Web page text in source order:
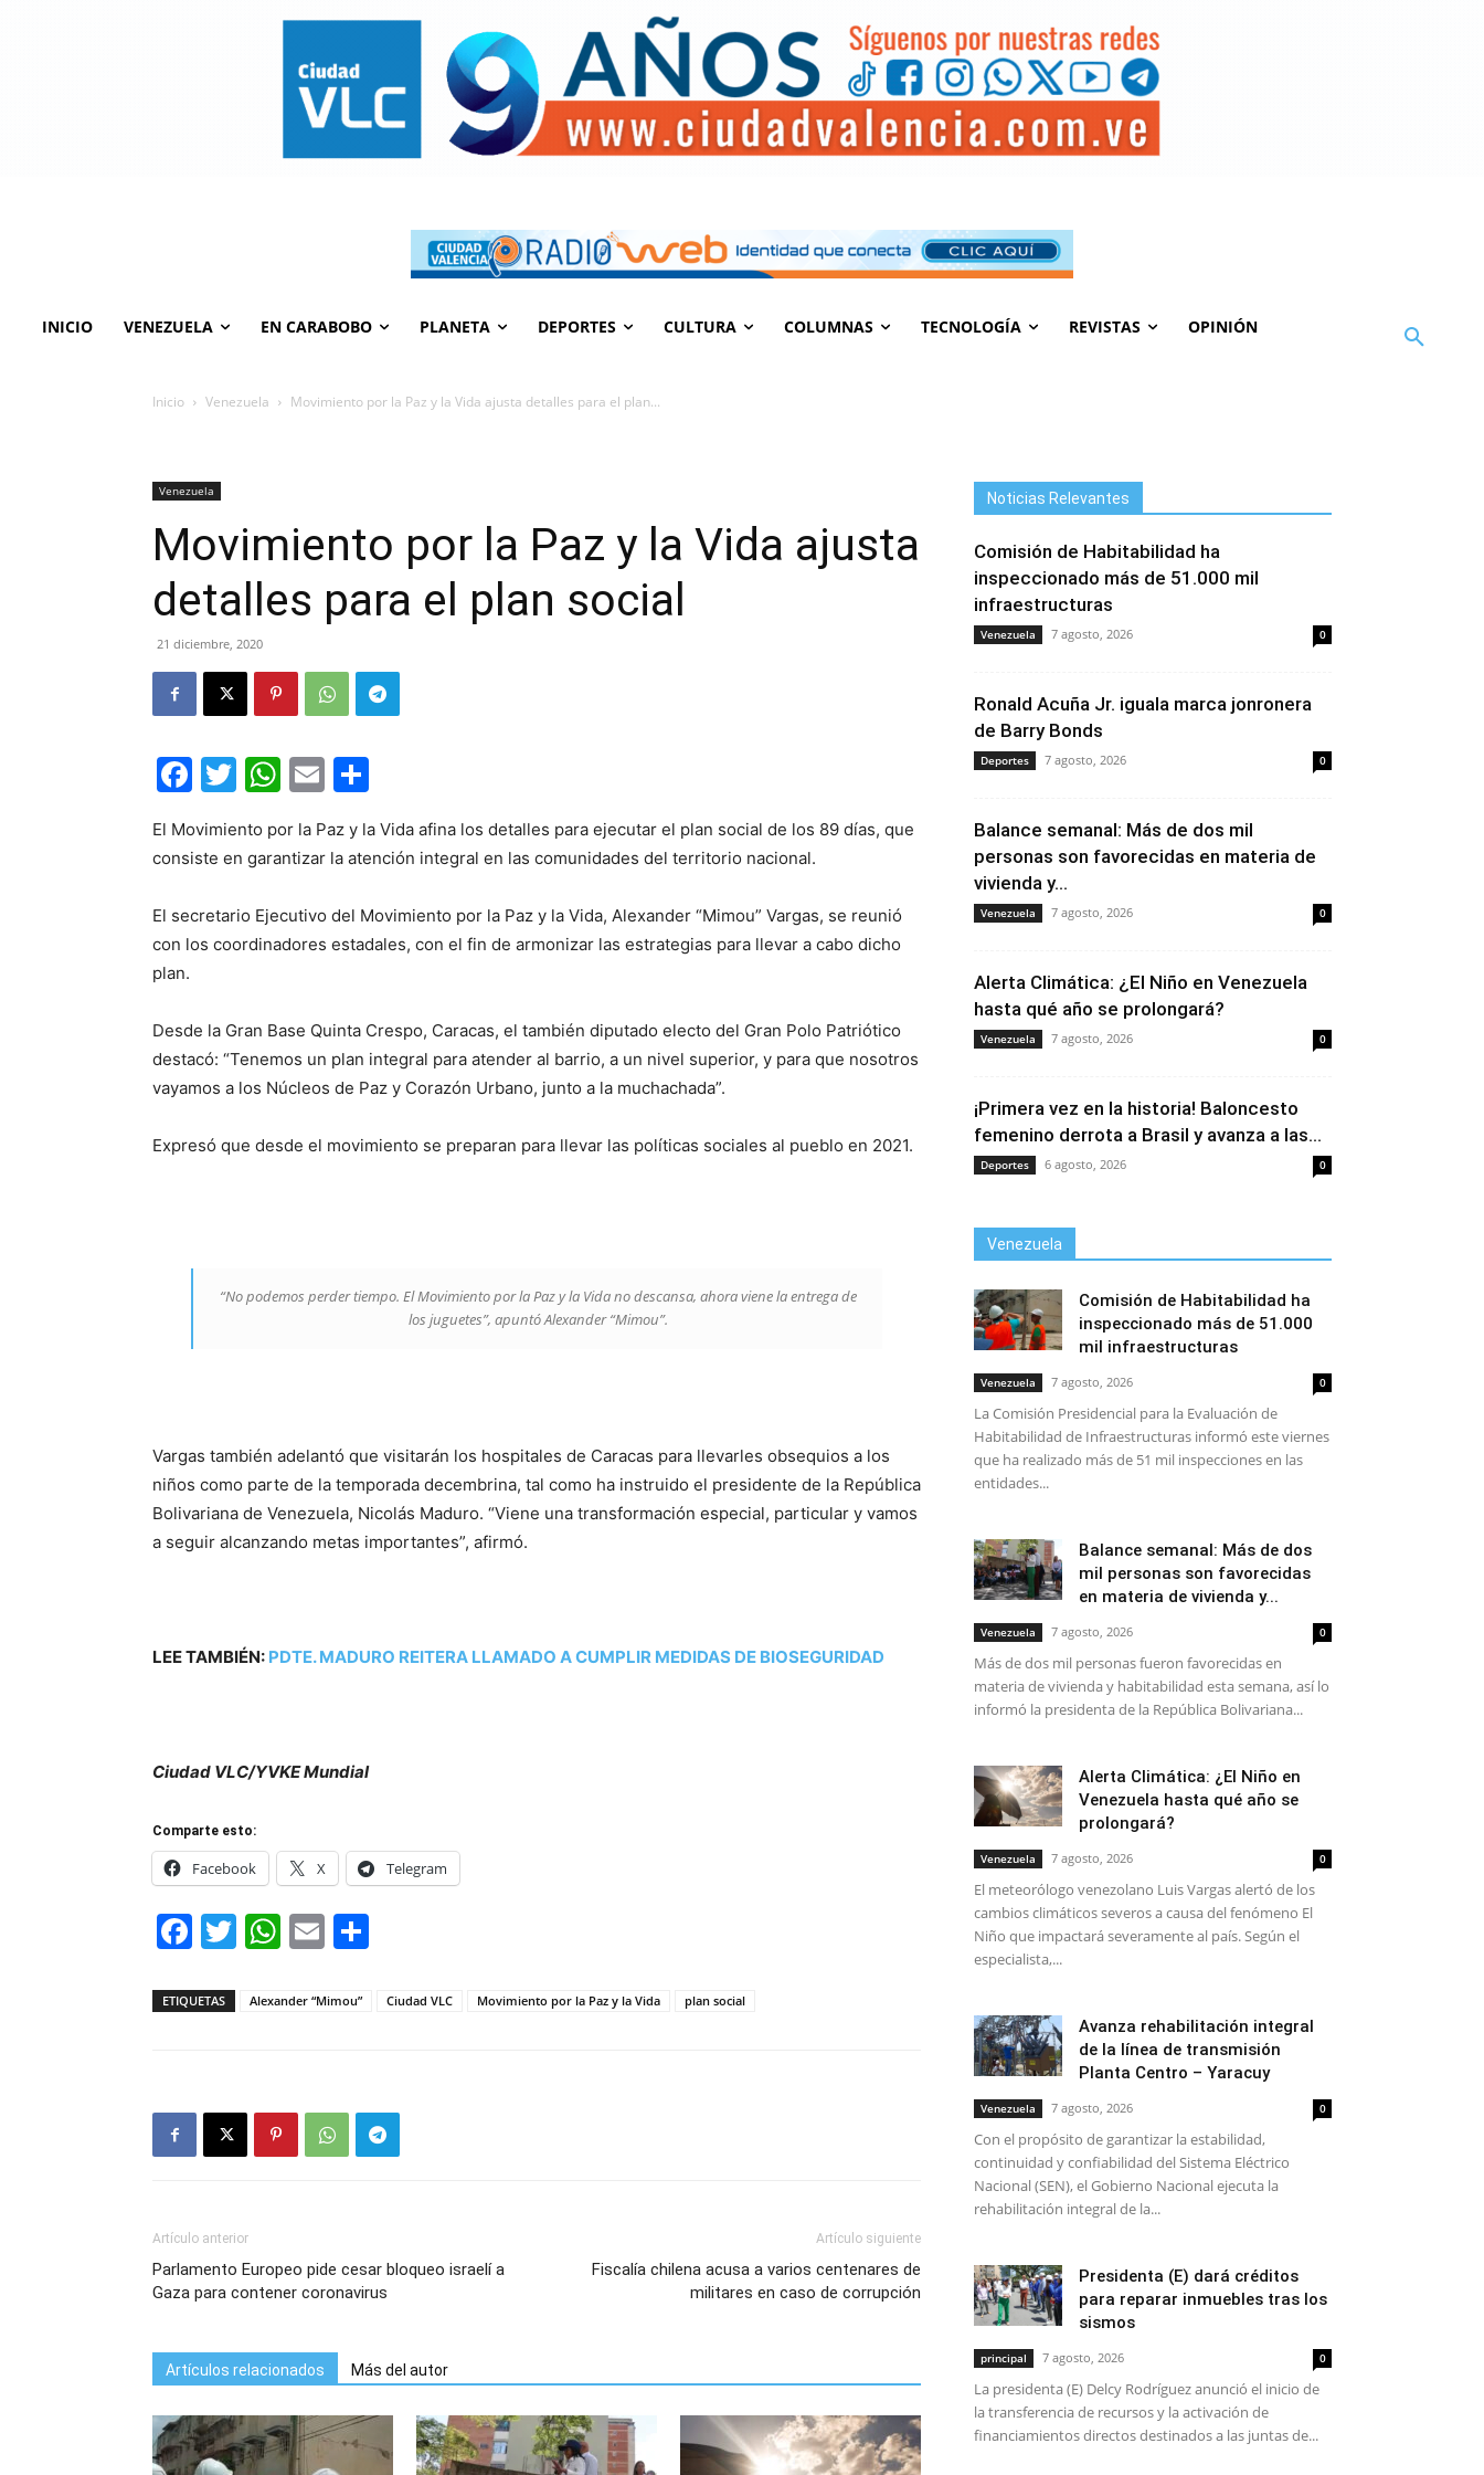
INICIO VENEZUELA EN CARABOBO PLANETA DEPORTES CULTURA COLUMNAS TECNOLOGÍA REVISTAS OPINIÓN
Inicio Venezuela Movimiento por la Paz y la Vida ajusta detalles para el plan...
Venezuela
Movimiento por la Paz y la Vida ajusta
detalles para el plan social
21 diciembre, 2020
Facebook
Twitter
WhatsApp
Email
El Movimiento por la Paz y la Vida afina los detalles para ejecutar el plan social de los 89 días, que
consiste en garantizar la atención integral en las comunidades del territorio nacional.
El secretario Ejecutivo del Movimiento por la Paz y la Vida, Alexander “Mimou” Vargas, se reunió
con los coordinadores estadales, con el fin de armonizar las estrategias para llevar a cabo dicho
plan.
Desde la Gran Base Quinta Crespo, Caracas, el también diputado electo del Gran Polo Patriótico
destacó: “Tenemos un plan integral para atender al barrio, a un nivel superior, y para que nosotros
vayamos a los Núcleos de Paz y Corazón Urbano, junto a la muchachada”.
Expresó que desde el movimiento se preparan para llevar las políticas sociales al pueblo en 2021.
“No podemos perder tiempo. El Movimiento por la Paz y la Vida no descansa, ahora viene la entrega de
los juguetes”, apuntó Alexander “Mimou”.
Vargas también adelantó que visitarán los hospitales de Caracas para llevarles obsequios a los
niños como parte de la temporada decembrina, tal como ha instruido el presidente de la República
Bolivariana de Venezuela, Nicolás Maduro. “Viene una transformación especial, particular y vamos
a seguir alcanzando metas importantes”, afirmó.
LEE TAMBIÉN: PDTE. MADURO REITERA LLAMADO A CUMPLIR MEDIDAS DE BIOSEGURIDAD
Ciudad VLC/YVKE Mundial
Comparte esto:
Facebook X Telegram
Facebook
Twitter
WhatsApp
Email
ETIQUETAS Alexander “Mimou” Ciudad VLC Movimiento por la Paz y la Vida plan social
Artículo anterior
Parlamento Europeo pide cesar bloqueo israelí a
Gaza para contener coronavirus
Artículo siguiente
Fiscalía chilena acusa a varios centenares de
militares en caso de corrupción
Artículos relacionados Más del autor
Noticias Relevantes
Comisión de Habitabilidad ha
inspeccionado más de 51.000 mil
infraestructuras
Venezuela 7 agosto, 2026 0
Ronald Acuña Jr. iguala marca jonronera
de Barry Bonds
Deportes 7 agosto, 2026 0
Balance semanal: Más de dos mil
personas son favorecidas en materia de
vivienda y...
Venezuela 7 agosto, 2026 0
Alerta Climática: ¿El Niño en Venezuela
hasta qué año se prolongará?
Venezuela 7 agosto, 2026 0
¡Primera vez en la historia! Baloncesto
femenino derrota a Brasil y avanza a las...
Deportes 6 agosto, 2026 0
Venezuela
Comisión de Habitabilidad ha
inspeccionado más de 51.000
mil infraestructuras
Venezuela 7 agosto, 2026 0
La Comisión Presidencial para la Evaluación de
Habitabilidad de Infraestructuras informó este viernes
que ha realizado más de 51 mil inspecciones en las
entidades...
Balance semanal: Más de dos
mil personas son favorecidas
en materia de vivienda y...
Venezuela 7 agosto, 2026 0
Más de dos mil personas fueron favorecidas en
materia de vivienda y habitabilidad esta semana, así lo
informó la presidenta de la República Bolivariana...
Alerta Climática: ¿El Niño en
Venezuela hasta qué año se
prolongará?
Venezuela 7 agosto, 2026 0
El meteorólogo venezolano Luis Vargas alertó de los
cambios climáticos severos a causa del fenómeno El
Niño que impactará severamente al país. Según el
especialista,...
Avanza rehabilitación integral
de la línea de transmisión
Planta Centro – Yaracuy
Venezuela 7 agosto, 2026 0
Con el propósito de garantizar la estabilidad,
continuidad y confiabilidad del Sistema Eléctrico
Nacional (SEN), el Gobierno Nacional ejecuta la
rehabilitación integral de la...
Presidenta (E) dará créditos
para reparar inmuebles tras los
sismos
principal 7 agosto, 2026 0
La presidenta (E) Delcy Rodríguez anunció el inicio de
la transferencia de recursos y la activación de
financiamientos directos destinados a las juntas de...